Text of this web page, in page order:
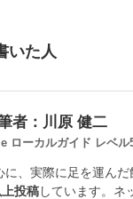
いた人
者：川原 健二
ローカルガイド レベル
に、実際に足を運ん
投稿 しています。ネ